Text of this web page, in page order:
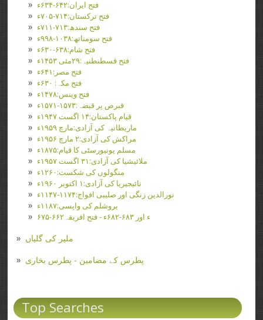
فتح ایران:۶۴۲-۶۳۴ء
فتح ترکستان:۷۱۴-۷۰۵ء
فتح سندھ:۷۱۳-۷۱۱ء
فتح سومناتھ:۱۰۳۸-۹۹۸ء
فتح شام:۶۳۸-۶۳۰ء
فتح قسطنطنیہ:۲۹مئی ۱۴۵۳ء
فتح مصر:۶۴۱ء
فتح مکہ: ۶۳۰ء
فتح وینس:۱۴۷۸ء
قبرص پر قبضہ:۱۵۷۳-۱۵۷۱ء
قیام پاکستان:۱۴ اگست ۱۹۴۷ء
ماریطانیہ کی آزادی:مارچ ۱۹۵۹ء
مراکش کی آزادی:۲ مارچ ۱۹۵۶ء
مسلم یونیورسٹی کا قیام:۱۸۷۵ء
ملائیشیا کی آزادی:۳۱ اگست ۱۹۵۷ء
منگولوں کی شکست:۱۲۶۰ء
نائیجیریا کی آزادی:۱ اکتوبر ۱۹۶۰ء
نورالدین زنگی اور صلیبی افواج:۱۱۷۴-۱۱۴۷ء
یروشلم کی واپسی:۱۱۸۷ء
۶۷۵-۶۶۲ء اور ۶۸۳-۶۸۲ء - فتح افریقہ
ملیر کی گلیاں
پطرس کے مضامین - پطرس بخاری
Top Searches